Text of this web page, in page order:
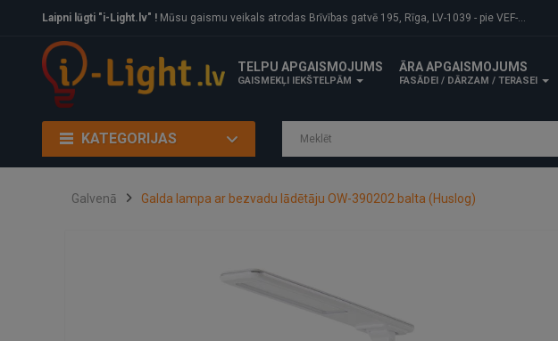
Laipni lūgti "i-Light.lv" ! Mūsu gaismu veikals atrodas Brīvības gatvē 195, Rīga, LV-1039 - pie VEF-Gaisa tilta.
TELPU APGAISMOJUMS
GAISMEKĻI IEKŠTELPĀM
ĀRA APGAISMOJUMS
FASĀDEI / DĀRZAM / TERASEI
KATEGORIJAS
Galvenā Galda lampa ar bezvadu lādētāju OW-390202 balta (Huslog)